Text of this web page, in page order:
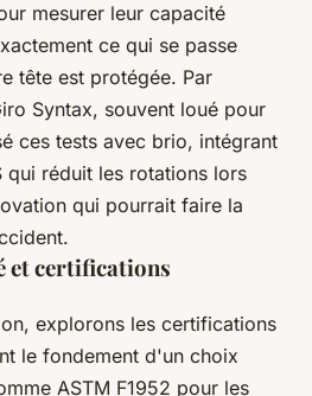
mesurer leur capacité
ce qui se passe
tête est protégée. Par
Syntax, souvent loué pour
ces tests avec brio, intégrant
qui réduit les rotations lors
qui pourrait faire la
et certifications
explorons les certifications
le fondement d'un choix
ASTM F1952 pour les